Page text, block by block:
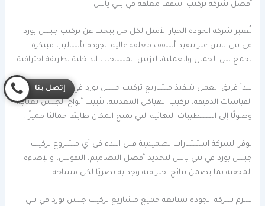
أفضل شركة تركيب اسقف معلقة في بني ياس
تُعتبر شركة الجودة الخيار الأمثل لكل من يبحث عن تركيب جبس بورد
في بني ياس عبر تنفيذ أسقف معلقة عالية الجودة بأساليب مبتكرة،
تجمع بين الجمال والعملية، لتزيين المساحات الداخلية بطريقة احترافية.
يبدأ فريق العمل بتنفيذ مشاريع تركيب جبس بورد في بني ياس من
القياسات الدقيقة، تركيب الهياكل المعدنية، تثبيت ألواح الجبس بعناية،
وصولًا إلى التشطيبات النهائية التي تمنح المكان طابعًا جماليًا مميزًا.
توفر الشركة استشارات تصميمية قبل البدء في أي مشروع تركيب
جبس بورد في بني ياس لتحديد أفضل التصاميم، النقوش، والإضاءة
المخفية بما يضمن نتائج احترافية وجذابة بصريًا لكل مساحة.
تلتزم شركة الجودة بمتابعة جميع مشاريع تركيب جبس بورد في بني
إتصل بنا